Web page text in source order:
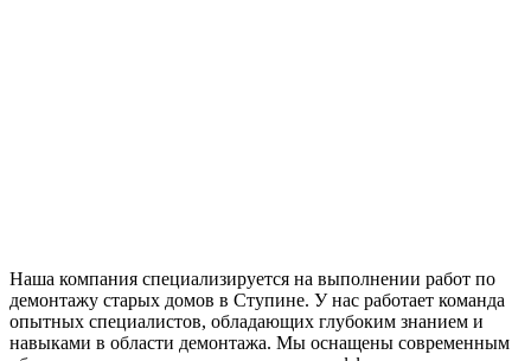
Наша компания специализируется на выполнении работ по
демонтажу старых домов в Ступине. У нас работает команда
опытных специалистов, обладающих глубоким знанием и
навыками в области демонтажа. Мы оснащены современным